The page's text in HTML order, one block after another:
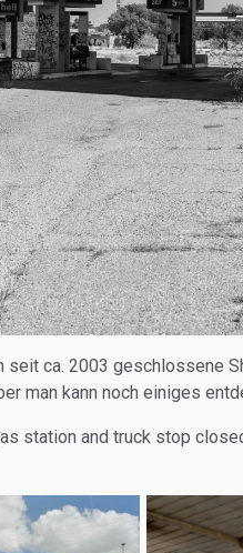
ca. 2003 geschlossene
man kann noch einiges
station and truck stop